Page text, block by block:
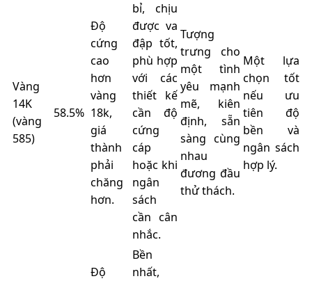
Vàng
14K
(vàng
585)
58.5%
Độ
cứng
cao
hơn
vàng
18k,
giá
thành
phải
chăng
hơn.
bỉ, chịu
được va
đập tốt,
phù hợp
với các
thiết kế
cần độ
cứng
cáp
hoặc khi
ngân
sách
cần cân
nhắc.
Tượng
trưng cho
một tình
yêu mạnh
mẽ, kiên
định, sẵn
sàng cùng
nhau
đương đầu
thử thách.
Một lựa
chọn tốt
nếu ưu
tiên độ
bền và
ngân sách
hợp lý.
Độ
Bền
nhất,